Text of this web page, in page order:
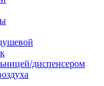
диспенсером